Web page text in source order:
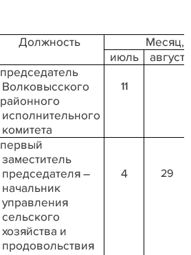
Должность
Месяц,
июль
август
председатель
Волковысского
районного
исполнительного
комитета
11
первый
заместитель
председателя –
начальник
управления
сельского
хозяйства и
продовольствия
4 29